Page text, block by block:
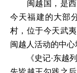
闽越国，是
今天福建的大部
村，位于今天武
闽越人活动的中心
《史记·东越